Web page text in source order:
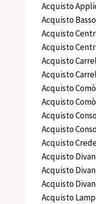
Acquisto
Acquisto
Acquisto
Acquisto
Acquisto
Acquisto
Acquisto
Acquisto
Acquisto
Acquisto
Acquisto
Acquisto
Acquisto
Acquisto
Acquisto